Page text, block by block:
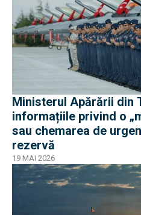
Ministerul Apărării din
informațiile privind o
sau chemarea de
rezervă
19 MAI 2026